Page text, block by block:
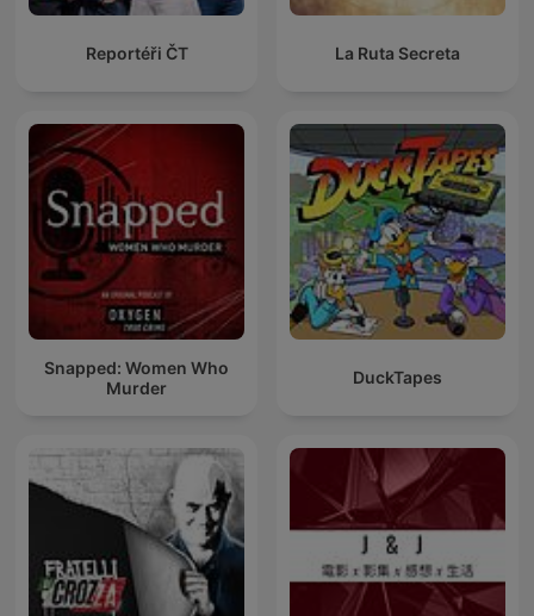
Reportéři ČT La Ruta Secreta
Snapped: Women Who
Murder
DuckTapes